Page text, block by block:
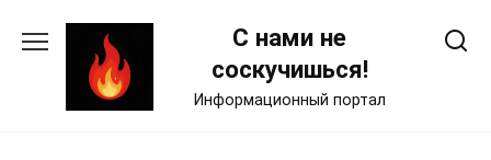
С нами не
соскучишься!
Информационный портал